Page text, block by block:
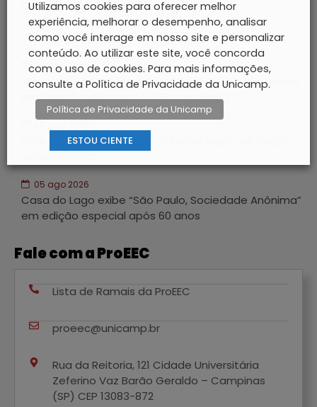
06 ago 2026
CIS-Guanabara recebe aula aberta de Caixa do
Divino e Congada
06 ago 2026
Unicamp é a primeira universidade estadual paulista
em classificados para o JUBs Nacional
GAIA inaugura exposição “Linha de fuga”, de Sérgio
Augusto Porto
05 ago 2026
Casa do Lago exibe “São Paulo, Sociedade Anônima”
em edição especial após 60 anos
Fale com a ProEEC
Lista de Ramais da ProEEC
proeec@unicamp.br
Rua da Reitoria, 121 Cidade Universitária
Zeferino Vaz Barão Geraldo – Campinas
(SP) CEP 13083-872
Utilizamos cookies para oferecer melhor
experiência, melhorar o desempenho, analisar
como você interage em nosso site e personalizar
conteúdo. Ao utilizar este site, você concorda
com o uso de cookies. Para mais informações,
consulte a Política de Privacidade da Unicamp.
Política de Privacidade da Unicamp
ESTOU CIENTE